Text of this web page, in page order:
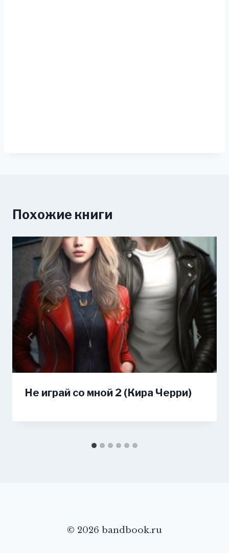
Похожие книги
Не играй со мной 2 (Кира Черри)
© 2026 bandbook.ru